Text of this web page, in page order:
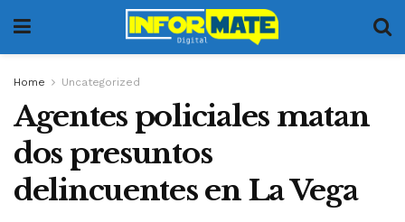
Home Uncategorized
Agentes policiales matan
dos presuntos
delincuentes en La Vega